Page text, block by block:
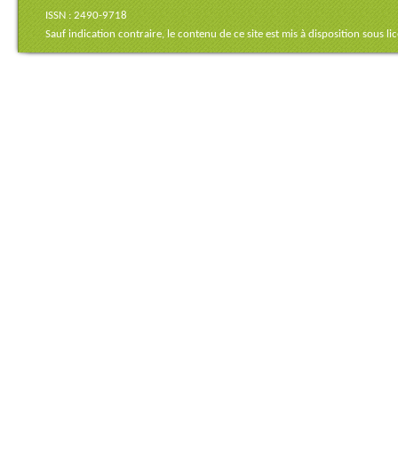
ISSN : 2490-9718
Sauf indication contraire, le contenu de ce site est mis à disposition sous